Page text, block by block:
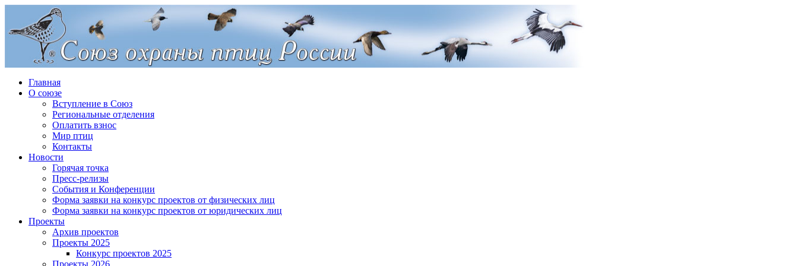
Главная
О союзе
Вступление в Союз
Региональные отделения
Оплатить взнос
Мир птиц
Контакты
Новости
Горячая точка
Пресс-релизы
События и Конференции
Форма заявки на конкурс проектов от физических лиц
Форма заявки на конкурс проектов от юридических лиц
Проекты
Архив проектов
Проекты 2025
Конкурс проектов 2025
Проекты 2026